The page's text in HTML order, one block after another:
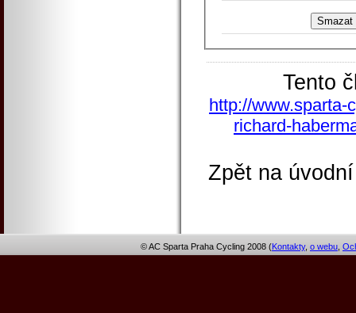
Tento
http://www.sparta-
richard-
Zpět na
© AC Sparta Praha Cycling 2008 (Kontakty, o webu